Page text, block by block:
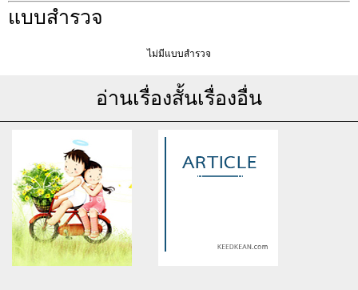
แบบสำรวจ
ไม่มีแบบสำรวจ
อ่านเรื่องสั้นเรื่องอื่น